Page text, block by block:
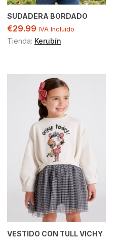
SUDADERA BORDADO
€29.99 IVA Incluído
Tienda: Kerubín
VESTIDO CON TULL VICHY